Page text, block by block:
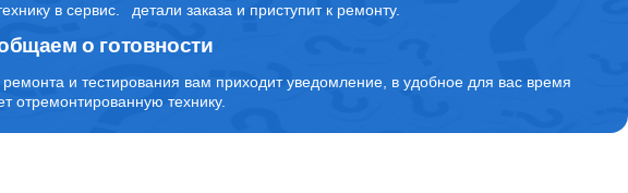
в сервис.
детали заказа и приступит к ремонту.
о готовности
и тестирования вам приходит уведомление, в удобное для вас время
отремонтированную технику.